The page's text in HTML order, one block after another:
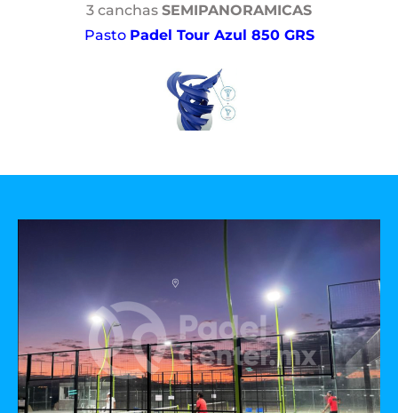
3 canchas SEMIPANORAMICAS
Pasto Padel Tour Azul 850 GRS